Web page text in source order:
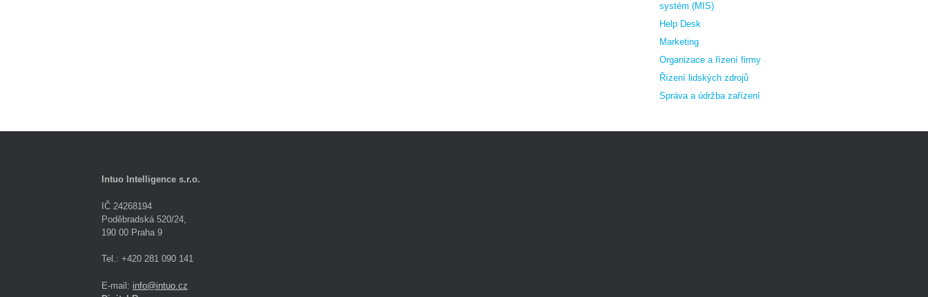
systém (MIS)
Help Desk
Marketing
Organizace a řízení firmy
Řízení lidských zdrojů
Správa a údržba zařízení
Intuo Intelligence s.r.o.
IČ 24268194
Poděbradská 520/24,
190 00 Praha 9
Tel.: +420 281 090 141
E-mail: info@intuo.cz